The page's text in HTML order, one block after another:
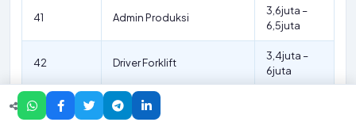
41 Admin Produksi
3,6juta –
6,5juta
42 Driver Forklift
3,4juta –
6juta
43 Security